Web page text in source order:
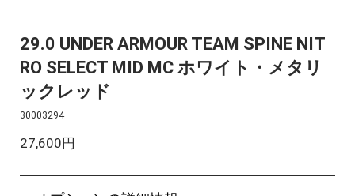
29.0 UNDER ARMOUR TEAM SPINE NIT
RO SELECT MID MC ホワイト・メタリ
ックレッド
30003294
27,600円